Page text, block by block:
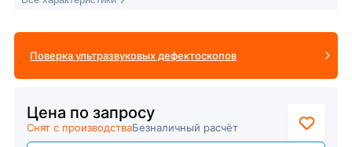
Поверка ультразвуковых дефектоскопов
Цена по запросу
Снят с производстваБезналичный расчёт